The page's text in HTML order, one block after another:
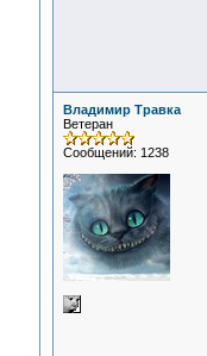
Владимир Травка
Ветеран
Сообщений: 1238